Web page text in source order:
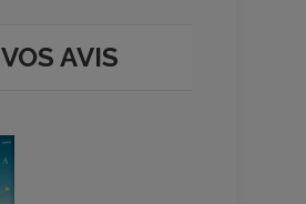
VOS AVIS